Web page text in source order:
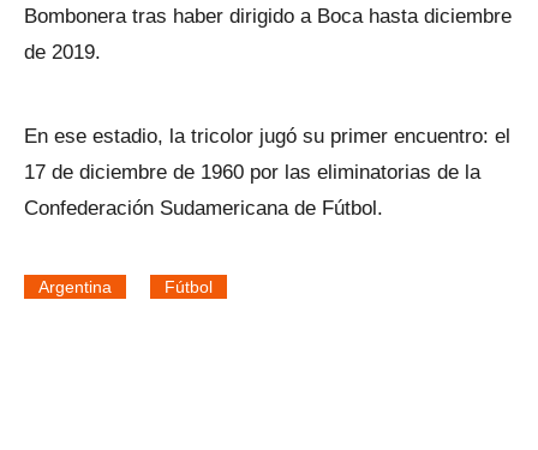
Bombonera tras haber dirigido a Boca hasta diciembre
de 2019.
En ese estadio, la tricolor jugó su primer encuentro: el
17 de diciembre de 1960 por las eliminatorias de la
Confederación Sudamericana de Fútbol.
Argentina Fútbol